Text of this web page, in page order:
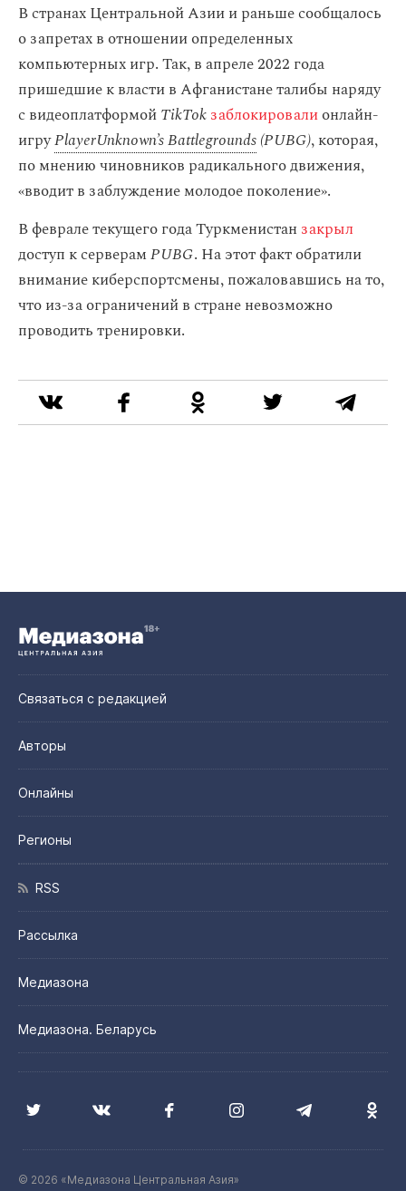
В странах Центральной Азии и раньше сообщалось
о запретах в отношении определенных
компьютерных игр. Так, в апреле 2022 года
пришедшие к власти в Афганистане талибы наряду
с видеоплатформойTikTokзаблокировалионлайн-
игруPlayerUnknown’s Battlegrounds(PUBG), которая,
по мнению чиновников радикального движения,
«вводит в заблуждение молодое поколение».
В феврале текущего года Туркменистан закрыл
доступ к серверамPUBG. На этот факт обратили
внимание киберспортсмены, пожаловавшись на то,
что из-за ограничений в стране невозможно
проводить тренировки.
Связаться с редакцией
Авторы
Онлайны
Регионы
RSS
Рассылка
Медиазона
Медиазона. Беларусь
© 2026 «Медиазона Центральная Азия»